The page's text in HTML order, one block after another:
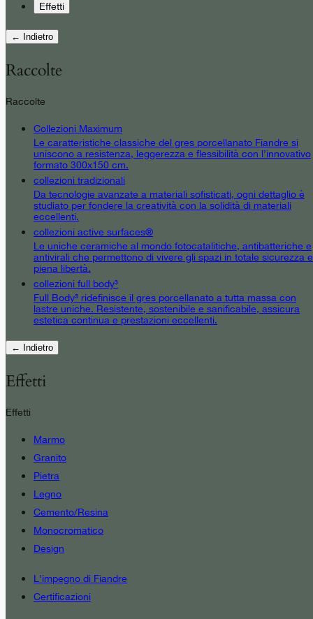
Effetti
← Indietro
Raccolte
Raccolte
Collezioni Maximum
Le caratteristiche classiche del gres porcellanato Fiandre si
uniscono a resistenza, leggerezza e flessibilità con l’innovativo
formato 300x150 cm.
collezioni tradizionali
Da tecnologie avanzate a materiali sofisticati, ogni dettaglio è
studiato per fondere la creatività con la solidità di materiali
eccellenti.
collezioni active surfaces®
Le uniche ceramiche al mondo fotocatalitiche, antibatteriche e
antivirali che permettono di vivere gli spazi in totale sicurezza e
piena libertà.
collezioni full body³
Full Body³ ridefinisce il gres porcellanato a tutta massa con
lastre uniche. Resistente, sostenibile e sanificabile, assicura
estetica continua e prestazioni eccellenti.
← Indietro
Effetti
Effetti
Marmo
Granito
Pietra
Legno
Cemento/Resina
Monocromatico
Design
L'impegno di Fiandre
Certificazioni